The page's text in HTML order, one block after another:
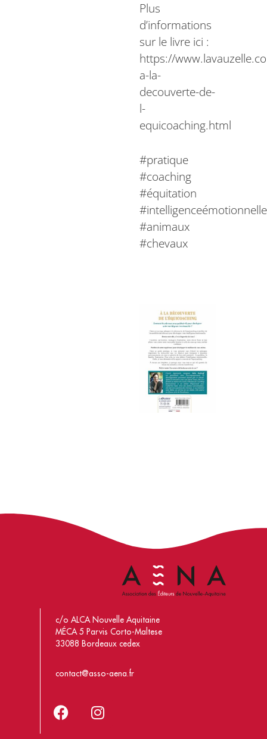
Plus
d’informations
sur le livre ici :
https://
a-la-
decouverte-de-
l-
equicoaching.html
#pratique
#coaching
#équitation
#intelligenceémotionnelle
#animaux
#chevaux
c/o ALCA Nouvelle Aquitaine
MÉCA 5 Parvis Corto-Maltese
33088 Bordeaux cedex
contact@asso-aena.fr